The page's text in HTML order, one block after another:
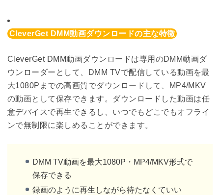
CleverGet DMM動画ダウンロードの主な特徴
CleverGet DMM動画ダウンロードは専用のDMM動画ダ
ウンローダーとして、DMM TVで配信している動画を最
大1080Pまでの高画質でダウンロードして、MP4/MKV
の動画として保存できます。ダウンロードした動画は任
意デバイスで再生できるし、いつでもどこでもオフライ
ンで無制限に楽しめることができます。
DMM TV動画を最大1080P・MP4/MKV形式で
保存できる
録画のように再生しながら待たなくていい